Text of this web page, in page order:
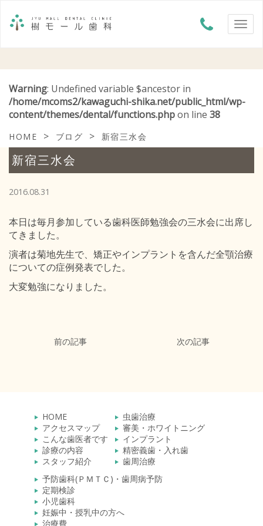
Warning: Undefined variable $ancestor in
/home/mcoms2/kawaguchi-shika.net/public_html/wp-
content/themes/dental/functions.phpon line 38
HOME > ブログ > 新宿三水会
新宿三水会
2016.08.31
本日は毎月参加している歯科医師勉強会の三水会に出席し
てきました。
演者は菊地先生で、矯正やインプラントを含んだ全顎治療
についての症例発表でした。
大変勉強になりました。
前の記事 次の記事
HOME
アクセスマップ
こんな歯医者です
診療の内容
スタッフ紹介
虫歯治療
審美・ホワイトニング
インプラント
精密義歯・入れ歯
歯周治療
予防歯科(ＰＭＴＣ)・歯周病予防
定期検診
小児歯科
妊娠中・授乳中の方へ
治療費